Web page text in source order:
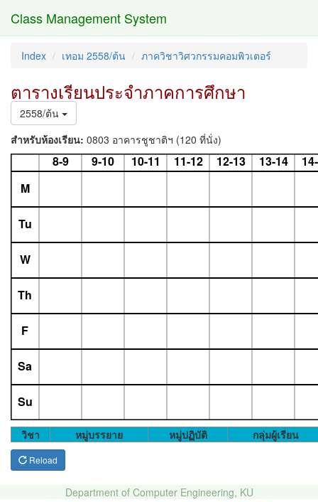
Class Management System
Index เทอม 2558/ต้น ภาควิชาวิศวกรรมคอมพิวเตอร์
ตารางเรียนประจำภาคการศึกษา
2558/ต้น
สำหรับห้องเรียน: 0803 อาคารชูชาติฯ (120 ที่นั่ง)
8-9 9-10 10-11 11-12 12-13 13-14
M
Tu
W
Th
F
Sa
Su
วิชา หมู่บรรยาย หมู่ปฏิบัติ กลุ่มผู้เรียน
Reload
Department of Computer Engineering, KU